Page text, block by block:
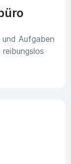
und Aufgaben